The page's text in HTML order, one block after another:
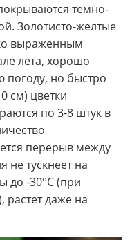
темно-
Золотисто-желтые
выраженным
лета, хорошо
но быстро
см) цветки
по 3-8 штук в
перерыв между
не тускнеет на
до -30°С (при
растет даже на